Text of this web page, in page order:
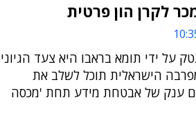
לקרן הון פרטית
על ידי תומא בראבו היא צעד הגיוני
הישראלית תוכל לשלב את
ענק של אבטחת מידע תחת 'מכסה